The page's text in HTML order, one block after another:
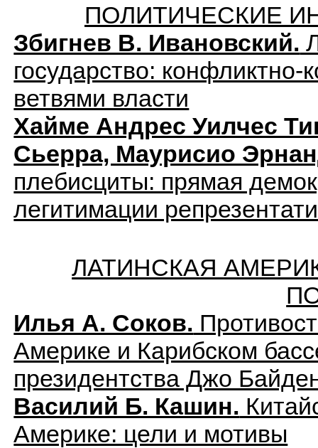
ПОЛИТИЧЕСКИЕ
Збигнев В. Ивановский.
государство:
ветвями власти
Хайме Андрес Уилчес
Сьерра, Маурисио
плебисциты: прямая
легитимации
ЛАТИНСКАЯ
Илья А. Соков.
Америке и Карибском
президентства Джо
Василий Б. Кашин.
Америке: цели и мотивы